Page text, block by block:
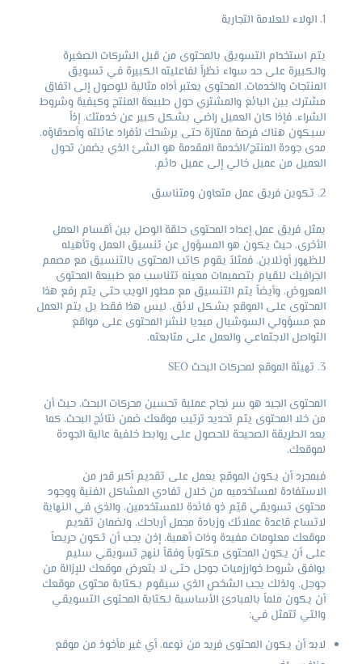
الولاء للعلامة التجارية
يتم استخدام التسويق بالمحتوى من قبل الشركات الصغيرة
والكبيرة على حد سواء نظراً لفاعليته الكبيرة في تسويق
المنتجات والخدمات. المحتوى يعتبر أداه مثالية للوصول إلى اتفاق
مشترك بين البائع والمشتري حول طبيعة المنتج وكيفية وشروط
الشراء. فإذا كان العميل راضي بشكل كبير عن خدمتك، إذاً
سيكون هناك فرصة ممتازة حتى يرشحك لأفراد عائلته وأصدقاؤه.
مدى جودة المنتج/الخدمة المقدمة هو الشئ الذي يضمن تحول
العميل من عميل خالي إلى عميل دائم.
تكوين فريق عمل متعاون ومتناسق
يمثل فريق عمل إعداد المحتوى حلقة الوصل بين أقسام العمل
الأخرى، حيث يكون هو المسؤول عن تنسيق العمل وتأهيله
للظهور أونلاين. فمثلاً يقوم كاتب المحتوى بالتنسيق مع مصمم
الجرافيك للقيام بتصميمات معينه تتناسب مع طبيعة المحتوى
المعروض، وأيضاً يتم التنسيق مع مطور الويب حتى يتم رفع هذا
المحتوى على الموقع بشكل لائق. ليس هذا فقط بل يتم العمل
مع مسؤولي السوشيال ميديا لنشر المحتوى على مواقع
التواصل الاجتماعي والعمل على متابعته.
تهيئة الموقع لمحركات البحث SEO
المحتوى الجيد هو سر نجاح عملية تحسين محركات البحث، حيث أن
من خلا المحتوى يتم تحديد ترتيب موقعك ضمن نتائج البحث، كما
يعد الطريقة الصحيحة للحصول على روابط خلفية عالية الجودة
لموقعك.
فبمجرد أن يكون الموقع يعمل على تقديم أكبر قدر من
الاستفادة لمستخدميه من خلال تفادي المشاكل الفنية ووجود
محتوى تسويقي قيّم ذو فائدة للمستخدمين، والذي في النهاية
لاتساع قاعدة عملائك وزيادة مجمل أرباحك. ولضمان تقديم
موقعك معلومات مفيدة وذات أهمية، إذن يجب أن تكون حريصاً
على أن يكون المحتوى مكتوباً وفقاً لنهج تسويقي سليم
يوافق شروط خوارزميات جوجل حتى لا يتعرض موقعك للإزالة من
جوجل. ولذلك يجب الشخص الذي سيقوم بكتابة محتوى موقعك
أن يكون ملماً بالمبادئ الأساسية لكتابة المحتوى التسويقي
والتي تتمثل في:
لابد أن يكون المحتوى فريد من نوعه، أي غير مأخوذ من موقع